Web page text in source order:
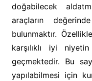
doğabilecek
araçların
bulunmaktır.
karşılıklı iyi
geçmektedir. Bu
yapılabilmesi için